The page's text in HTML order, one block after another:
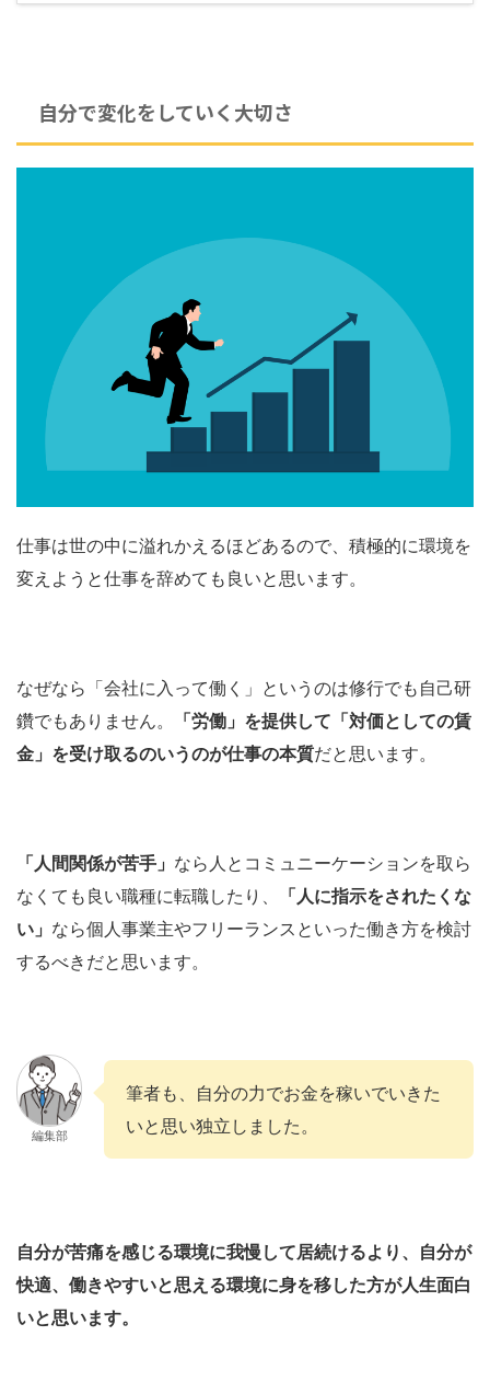
自分で変化をしていく大切さ
仕事は世の中に溢れかえるほどあるので、積極的に環境を
変えようと仕事を辞めても良いと思います。
なぜなら「会社に入って働く」というのは修行でも自己研
鑽でもありません。
「労働」を提供して「対価としての賃
金」を受け取るのいうのが仕事の本質だと思います。
「人間関係が苦手」 なら人とコミュニーケーションを取ら
なくても良い職種に転職したり、
「人に指示をされたくな
い」 なら個人事業主やフリーランスといった働き方を検討
するべきだと思います。
編集部
筆者も、自分の力でお金を稼いでいきた
いと思い独立しました。
自分が苦痛を感じる環境に我慢して居続けるより、自分が
快適、働きやすいと思える環境に身を移した方が人生面白
いと思います。